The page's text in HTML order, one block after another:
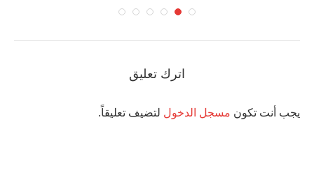
اترك تعليق
يجب أنت تكون مسجل الدخول لتضيف تعليقاً.